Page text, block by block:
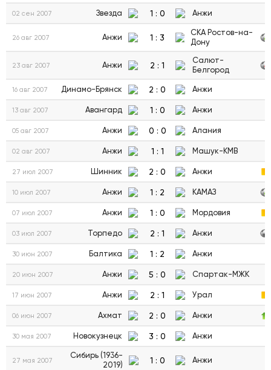
02 сен 2007 Звезда 1 : 0 Анжи
26 авг 2007 Анжи 1 : 3
СКА Ростов-на-
Дону
23 авг 2007 Анжи 2 : 1
Салют-
Белгород
16 авг 2007 Динамо-Брянск 2 : 0 Анжи
13 авг 2007 Авангард 1 : 0 Анжи
05 авг 2007 Анжи 0 : 0 Алания
02 авг 2007 Анжи 1 : 1 Машук-КМВ
27 июл 2007 Шинник 2 : 0 Анжи
10 июл 2007 Анжи 1 : 2 КАМАЗ
07 июл 2007 Анжи 1 : 0 Мордовия
03 июл 2007 Торпедо 2 : 1 Анжи
30 июн 2007 Балтика 1 : 2 Анжи
20 июн 2007 Анжи 5 : 0 Спартак-МЖК
17 июн 2007 Анжи 2 : 1 Урал
06 июн 2007 Ахмат 2 : 0 Анжи
30 мая 2007 Новокузнецк 3 : 0 Анжи
27 мая 2007
Сибирь (1936-
2019)
1 : 0 Анжи